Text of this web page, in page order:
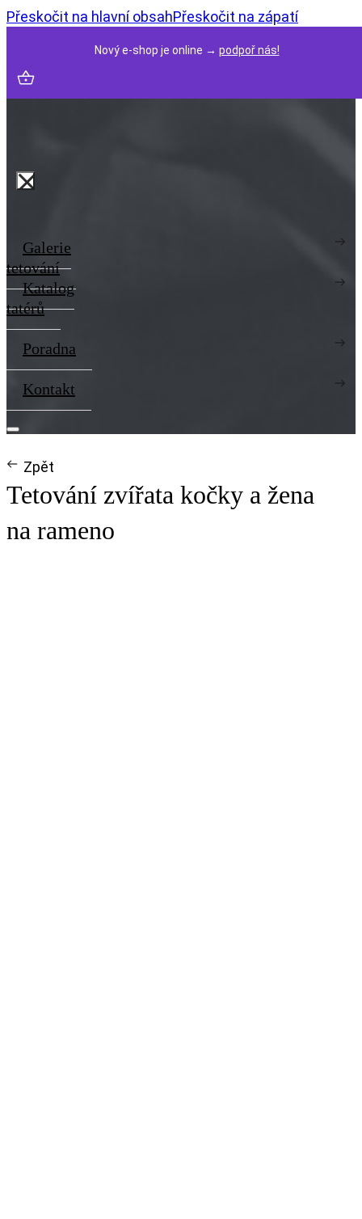
Přeskočit na hlavní obsahPřeskočit na zápatí
Nový e-shop je online → podpoř nás!
Galerie
tetování
Katalog
tatérů
Poradna
Kontakt
Zpět
Tetování zvířata kočky a žena
na rameno